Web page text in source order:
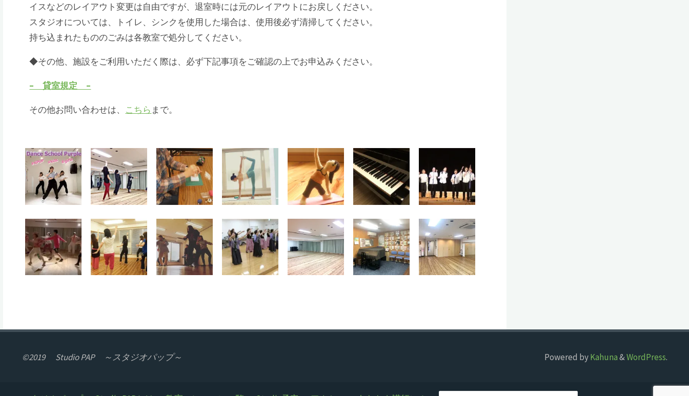
イスなどのレイアウト変更は自由ですが、退室時には元のレイアウトにお戻しください。
スタジオについては、トイレ、シンクを使用した場合は、使用後必ず清掃してください。
持ち込まれたもののごみは各教室で処分してください。
◆その他、施設をご利用いただく際は、必ず下記事項をご確認の上でお申込みください。
– 貸室規定 –
その他お問い合わせは、 こちら まで。
Powered byKahuna&WordPress.
©2019 Studio PAP ～スタジオパップ～